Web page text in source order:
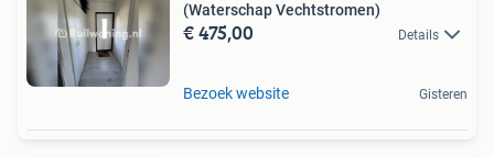
(Waterschap Vechtstromen)
€ 475,00 Details
Bezoek website Gisteren